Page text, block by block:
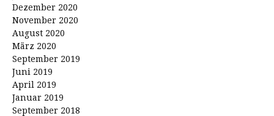
Dezember 2020
November 2020
August 2020
März 2020
September 2019
Juni 2019
April 2019
Januar 2019
September 2018